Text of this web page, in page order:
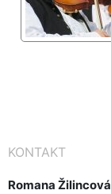
KONTAKT
Romana Žilincová